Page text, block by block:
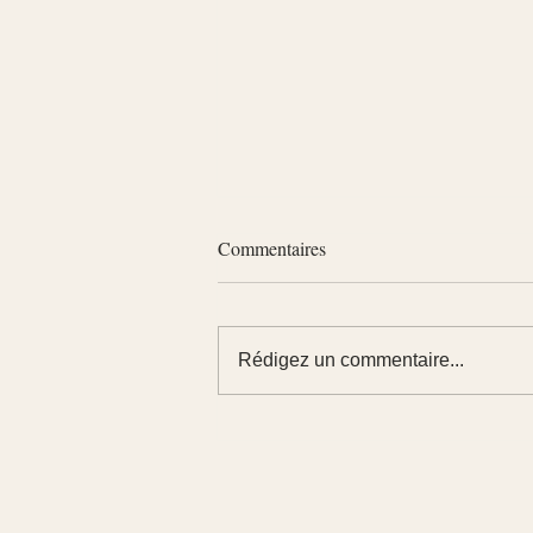
Commentaires
Rédigez un commentaire...